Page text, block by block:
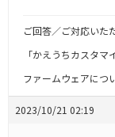
ご回答／ご対応いた
「かえうちカスタマ
ファームウェアにつ
2023/10/21 02:19